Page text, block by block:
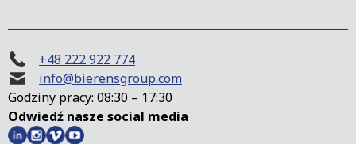
+48 222 922 774
info@bierensgroup.com
Godziny pracy: 08:30 – 17:30
Odwiedź nasze social media